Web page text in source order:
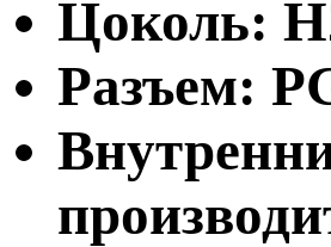
Цоколь:
Разъем: